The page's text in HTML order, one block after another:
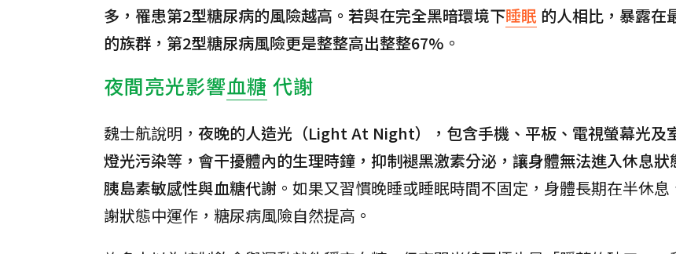
多，罹患第2型糖尿病的風險越高。若與在完全黑暗環境下睡眠 的人相比，暴露在
的族群，第2型糖尿病風險更是整整高出整整67% 。
夜間亮光影響血糖 代謝
魏士航說明， 夜晚的人造光（Light At Night），包含手機、平板、電視螢幕光及
燈光污染等，會干擾體內的生理時鐘，抑制褪黑激素分泌，讓身體無法進入休息狀
胰島素敏感性與血糖代謝 。如果又習慣晚睡或睡眠時間不固定，身體長期在半休
謝狀態中運作，糖尿病風險自然提高。